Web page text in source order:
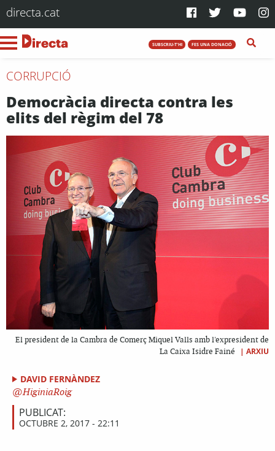
directa.cat
SUBSCRIU-T'HI FES UNA DONACIÓ
CORRUPCIÓ
Democràcia directa contra les
elits del règim del 78
El president de la Cambra de Comerç Miquel Valls amb l'expresident de
La Caixa Isidre Fainé
| ARXIU
DAVID FERNÀNDEZ
HiginiaRoig
PUBLICAT:
OCTUBRE 2, 2017 - 22:11